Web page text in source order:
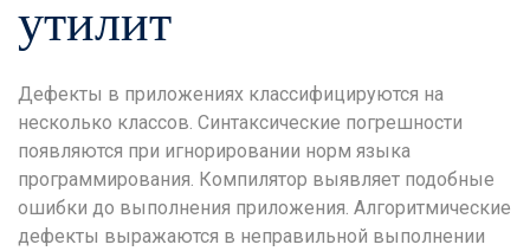
утилит
Дефекты в приложениях классифицируются на
несколько классов. Синтаксические погрешности
появляются при игнорировании норм языка
программирования. Компилятор выявляет подобные
ошибки до выполнения приложения. Алгоритмические
дефекты выражаются в неправильной выполнении